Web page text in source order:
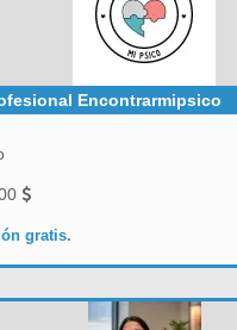
Encontrarmipsico
gratis.